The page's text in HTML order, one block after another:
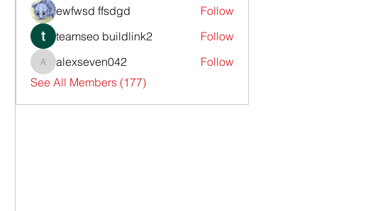
ewfwsd ffsdgd
Follow
teamseo buildlink2
Follow
alexseven042
alexseven042
Follow
See All Members (177)